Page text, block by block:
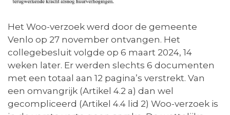
Het Woo-verzoek werd door de gemeente
Venlo op 27 november ontvangen. Het
collegebesluit volgde op 6 maart 2024, 14
weken later. Er werden slechts 6 documenten
met een totaal aan 12 pagina’s verstrekt. Van
een omvangrijk (Artikel 4.2 a) dan wel
gecompliceerd (Artikel 4.4 lid 2) Woo-verzoek is